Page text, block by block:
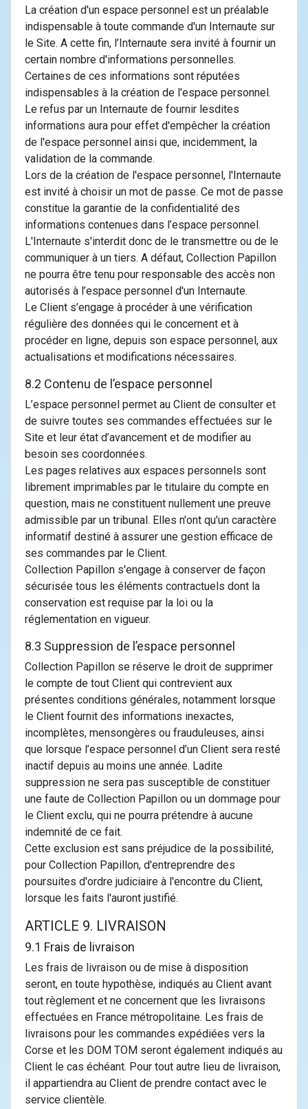
La création d'un espace personnel est un préalable
indispensable à toute commande d'un Internaute sur
le Site. A cette fin, l’Internaute sera invité à fournir un
certain nombre d'informations personnelles.
Certaines de ces informations sont réputées
indispensables à la création de l'espace personnel.
Le refus par un Internaute de fournir lesdites
informations aura pour effet d'empêcher la création
de l'espace personnel ainsi que, incidemment, la
validation de la commande.
Lors de la création de l'espace personnel, l'Internaute
est invité à choisir un mot de passe. Ce mot de passe
constitue la garantie de la confidentialité des
informations contenues dans l’espace personnel.
L'Internaute s'interdit donc de le transmettre ou de le
communiquer à un tiers. A défaut, Collection Papillon
ne pourra être tenu pour responsable des accès non
autorisés à l’espace personnel d'un Internaute.
Le Client s’engage à procéder à une vérification
régulière des données qui le concernent et à
procéder en ligne, depuis son espace personnel, aux
actualisations et modifications nécessaires.
8.2 Contenu de l’espace personnel
L’espace personnel permet au Client de consulter et
de suivre toutes ses commandes effectuées sur le
Site et leur état d’avancement et de modifier au
besoin ses coordonnées.
Les pages relatives aux espaces personnels sont
librement imprimables par le titulaire du compte en
question, mais ne constituent nullement une preuve
admissible par un tribunal. Elles n'ont qu'un caractère
informatif destiné à assurer une gestion efficace de
ses commandes par le Client.
Collection Papillon s'engage à conserver de façon
sécurisée tous les éléments contractuels dont la
conservation est requise par la loi ou la
réglementation en vigueur.
8.3 Suppression de l’espace personnel
Collection Papillon se réserve le droit de supprimer
le compte de tout Client qui contrevient aux
présentes conditions générales, notamment lorsque
le Client fournit des informations inexactes,
incomplètes, mensongères ou frauduleuses, ainsi
que lorsque l’espace personnel d’un Client sera resté
inactif depuis au moins une année. Ladite
suppression ne sera pas susceptible de constituer
une faute de Collection Papillon ou un dommage pour
le Client exclu, qui ne pourra prétendre à aucune
indemnité de ce fait.
Cette exclusion est sans préjudice de la possibilité,
pour Collection Papillon, d'entreprendre des
poursuites d'ordre judiciaire à l'encontre du Client,
lorsque les faits l'auront justifié.
ARTICLE 9. LIVRAISON
9.1 Frais de livraison
Les frais de livraison ou de mise à disposition
seront, en toute hypothèse, indiqués au Client avant
tout règlement et ne concernent que les livraisons
effectuées en France métropolitaine. Les frais de
livraisons pour les commandes expédiées vers la
Corse et les DOM TOM seront également indiqués au
Client le cas échéant. Pour tout autre lieu de livraison,
il appartiendra au Client de prendre contact avec le
service clientèle.